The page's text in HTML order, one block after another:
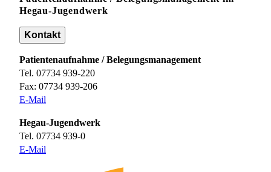
Hegau-Jugendwerk
Kontakt
Patientenaufnahme / Belegungsmanagement
Tel. 07734 939-220
Fax: 07734 939-206
E-Mail
Hegau-Jugendwerk
Tel. 07734 939-0
E-Mail